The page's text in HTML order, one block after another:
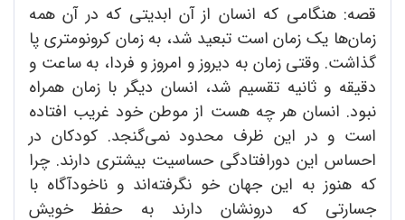
قصه: هنگامی که انسان از آن ابدیتی که در آن همه
زمان‌ها یک زمان است تبعید شد، به زمان کرونومتری پا
گذاشت. وقتی زمان به دیروز و امروز و فردا، به ساعت و
دقیقه و ثانیه تقسیم شد، انسان دیگر با زمان همراه
نبود. انسان هر چه هست از موطن خود غریب افتاده
است و در این ظرف محدود نمی‌گنجد. کودکان در
احساس این دورافتادگی حساسیت بیشتری دارند. چرا
که هنوز به این جهان خو نگرفته‌اند و ناخودآگاه با
جسارتی که درونشان دارند به حفظ خویش